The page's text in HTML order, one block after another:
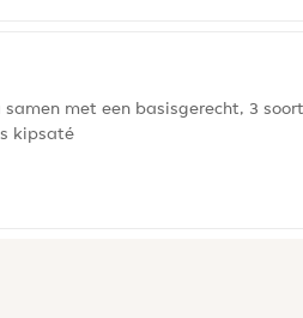
met een basisgerecht, 3
kipsaté